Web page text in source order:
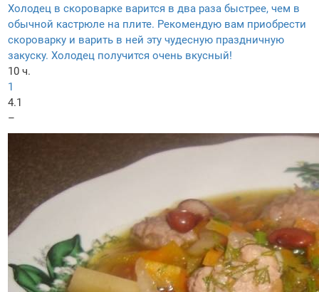
Холодец в скороварке варится в два раза быстрее, чем в
обычной кастрюле на плите. Рекомендую вам приобрести
скороварку и варить в ней эту чудесную праздничную
закуску. Холодец получится очень вкусный!
10 ч.
1
4.1
–